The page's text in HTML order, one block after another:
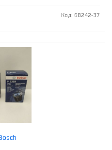
Код: 68242-37